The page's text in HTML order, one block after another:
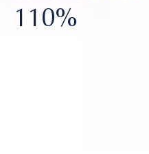
110%